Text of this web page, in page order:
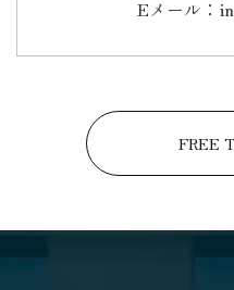
Eメール：
FREE